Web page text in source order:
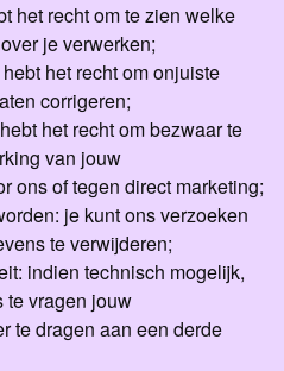
het recht om te zien welke
je verwerken;
het recht om onjuiste
corrigeren;
het recht om bezwaar te
van jouw
ons of tegen direct marketing;
je kunt ons verzoeken
te verwijderen;
indien technisch mogelijk,
te vragen jouw
te dragen aan een derde